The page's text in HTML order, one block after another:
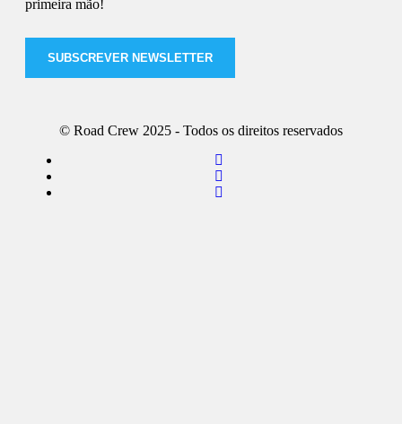
primeira mão!
SUBSCREVER NEWSLETTER
© Road Crew 2025 - Todos os direitos reservados